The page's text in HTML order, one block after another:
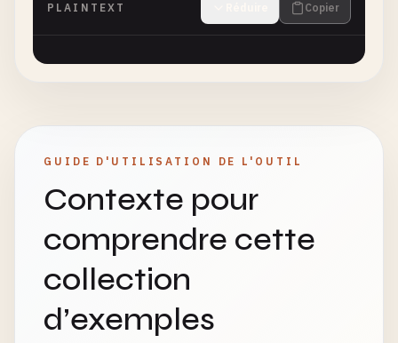
PLAINTEXT Copier
GUIDE D'UTILISATION DE L'OUTIL
Contexte pour
comprendre cette
collection
d’exemples